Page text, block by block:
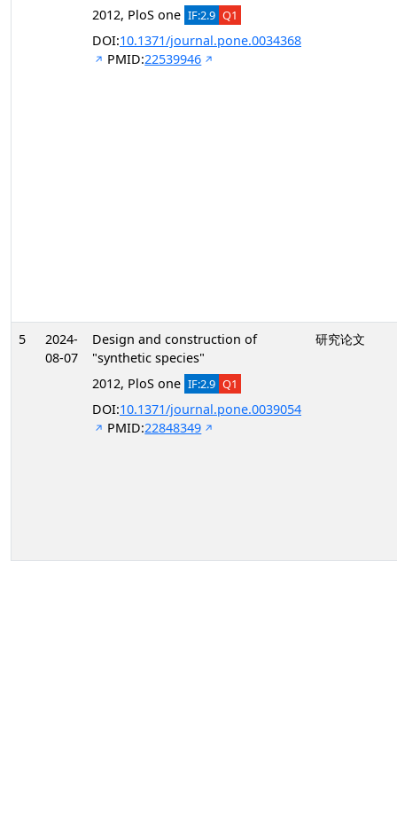
2012, PloS one IF:2.9 Q1
DOI:10.1371/journal.pone.0034368
PMID:22539946
5
2024-
08-07
Design and construction of
"synthetic species"
2012, PloS one IF:2.9 Q1
DOI:10.1371/journal.pone.0039054
PMID:22848349
研究论文